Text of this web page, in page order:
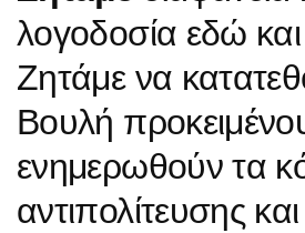
λογοδοσία εδώ
Ζητάμε να
Βουλή
ενημερωθούν τα
αντιπολίτευσης